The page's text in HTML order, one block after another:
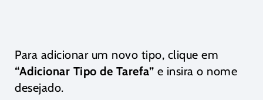
Para adicionar um novo tipo, clique em
“Adicionar Tipo de Tarefa” e insira o nome
desejado.